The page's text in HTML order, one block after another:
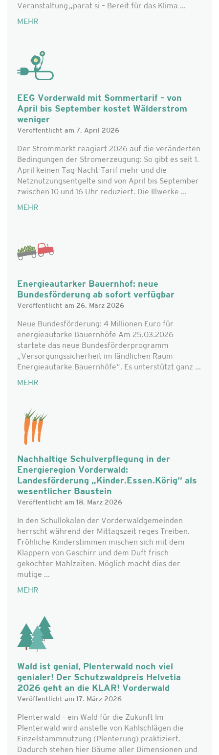
Veranstaltung „parat si – Bereit für das Klima ...
MEHR
EEG Vorderwald mit Sommertarif – von
April bis September kostet Wälderstrom
weniger
Veröffentlicht am 7. April 2026
Der Strommarkt reagiert 2026 auf die veränderten
Bedingungen der Stromerzeugung: So gibt es seit 1.
April keinen Tag-Nacht-Tarif mehr und die
Netznutzungsentgelte sind von April bis September
zwischen 10 und 16 Uhr reduziert. Die Illwerke ...
MEHR
Energieautarker Bauernhof: neue
Bundesförderung ab sofort verfügbar
Veröffentlicht am 26. März 2026
Neue Bundesförderung: 4 Millionen Euro für
energieautarke Bauernhöfe Am 25.03.2026
startete das neue Bundesförderprogramm
„Versorgungssicherheit im ländlichen Raum –
Energieautarke Bauernhöfe“. Es unterstützt ganz ...
MEHR
Nachhaltige Schulverpflegung in der
Energieregion Vorderwald:
Landesförderung „Kinder.Essen.Körig“ als
wesentlicher Baustein
Veröffentlicht am 18. März 2026
In den Schullokalen der Vorderwaldgemeinden
herrscht während der Mittagszeit reges Treiben.
Fröhliche Kinderstimmen mischen sich mit dem
Klappern von Geschirr und dem Duft frisch
gekochter Mahlzeiten. Möglich macht dies der
mutige ...
MEHR
Wald ist genial, Plenterwald noch viel
genialer! Der Schutzwaldpreis Helvetia
2026 geht an die KLAR! Vorderwald
Veröffentlicht am 17. März 2026
Plenterwald – ein Wald für die Zukunft Im
Plenterwald wird anstelle von Kahlschlägen die
Einzelstammnutzung (Plenterung) praktiziert.
Dadurch stehen hier Bäume aller Dimensionen und